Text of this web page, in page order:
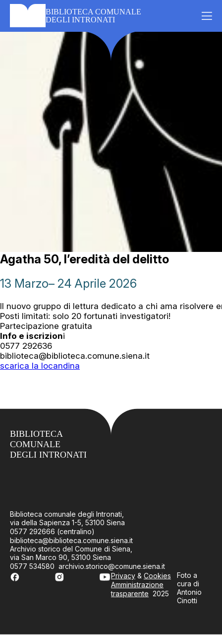
Skip
content
BIBLIOTECA COMUNALE
DEGLI INTRONATI
Agatha 50, l’eredità del delitto
13 Marzo– 24 Aprile 2026
Il nuovo gruppo di lettura dedicato a chi ama risolvere
Posti limitati: solo 20 fortunati investigatori!
Partecipazione gratuita
Info e iscrizioni
0577 292636
biblioteca@biblioteca.comune.siena.it
scarica la locandina
BIBLIOTECA
COMUNALE
DEGLI INTRONATI
Biblioteca comunale degli Intronati,
via della Sapienza 1-5, 53100 Siena
0577 292666 (centralino)
biblioteca@biblioteca.comune.siena.it
Archivio storico del Comune di Siena,
via San Marco 90, 53100 Siena
0577 534580 archivio.storico@comune.siena.it
Privacy & Cookies
Amministrazione
trasparente 2025
Foto a
cura di
Antonio
Cinotti